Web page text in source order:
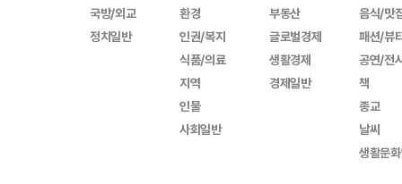
국방/외교
정치일반
환경
인권/복지
식품/의료
지역
인물
사회일반
부동산
글로벌경제
생활경제
경제일반
음식/맛
패션/뷰
공연/전
책
종교
날씨
생활문